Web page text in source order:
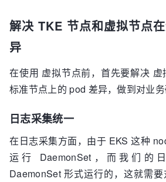
解决 TKE 节点和虚拟节点
异
在使用 虚拟节点前，首先要解决
标准节点上的 pod 差异，做到对业务
日志采集统一
在日志采集方面，由于 EKS 这种
运行 DaemonSet，而我们的
DaemonSet 形式运行的，这就需